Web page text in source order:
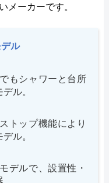
メーカーです。
ル
もシャワーと台所
ル。
トップ機能により
ル。
デルで、設置性・